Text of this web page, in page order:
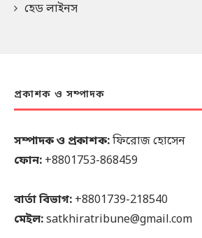
হেড লাইনস
প্রকাশক ও সম্পাদক
সম্পাদক ও প্রকাশক:ফিরোজ হোসেন
ফোন: +8801753-868459
বার্তা বিভাগ: +8801739-218540
মেইল:satkhiratribune@gmail.com